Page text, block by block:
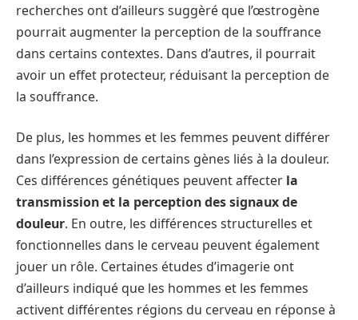
recherches ont d’ailleurs suggèré que l’œstrogène
pourrait augmenter la perception de la souffrance
dans certains contextes. Dans d’autres, il pourrait
avoir un effet protecteur, réduisant la perception de
la souffrance.
De plus, les hommes et les femmes peuvent différer
dans l’expression de certains gènes liés à la douleur.
Ces différences génétiques peuvent affecter la
transmission et la perception des signaux de
douleur. En outre, les différences structurelles et
fonctionnelles dans le cerveau peuvent également
jouer un rôle. Certaines études d’imagerie ont
d’ailleurs indiqué que les hommes et les femmes
activent différentes régions du cerveau en réponse à